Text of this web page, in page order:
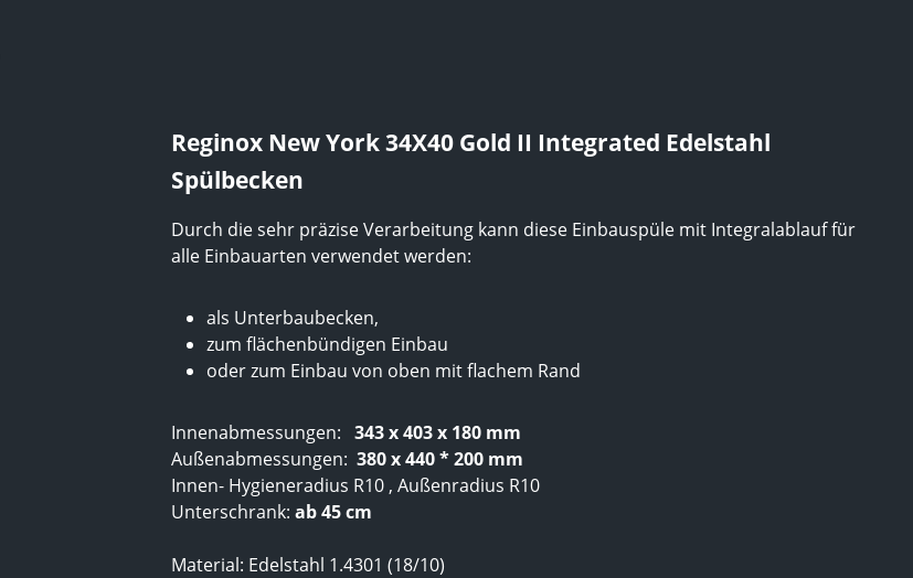
Reginox New York 34X40 Gold II Integrated Edelstahl
Spülbecken
Durch die sehr präzise Verarbeitung kann diese Einbauspüle mit Integralablauf für
alle Einbauarten verwendet werden:
als Unterbaubecken,
zum flächenbündigen Einbau
oder zum Einbau von oben mit flachem Rand
Innenabmessungen: 343 x 403 x 180 mm
Außenabmessungen: 380 x 440 * 200 mm
Innen- Hygieneradius R10 , Außenradius R10
Unterschrank: ab 45 cm
Material: Edelstahl 1.4301 (18/10)